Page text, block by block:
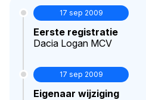
17 sep 2009
Eerste registratie
Dacia Logan MCV
17 sep 2009
Eigenaar wijziging